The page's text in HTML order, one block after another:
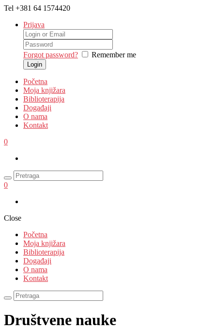
Tel +381 64 1574420
Prijava
Forgot password? Remember me
Početna
Moja knjižara
Biblioterapija
Događaji
O nama
Kontakt
0
0
Close
Početna
Moja knjižara
Biblioterapija
Događaji
O nama
Kontakt
Društvene nauke